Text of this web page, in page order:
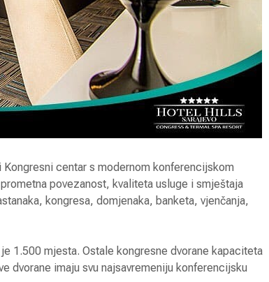
centar s modernom konferencijskom
povezanost, kvaliteta usluge i smještaja
kongresa, domjenaka, banketa, vjenčanja,
1.500 mjesta. Ostale kongresne dvorane kapaciteta
dvorane imaju svu najsavremeniju konferencijsku